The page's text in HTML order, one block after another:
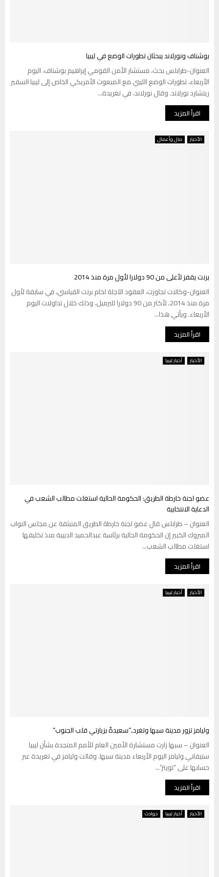
بوشناف ونورلاند يبحثان تطورات الوضع في ليبيا
العنوان-طرابلس بحث، مستشار الأمن القومي إبراهيم بوشناف، اليوم
الأربعاء، تطورات الوضع الليبي مع المبعوث الأمريكي الخاص إلى ليبيا السفير
ريتشارد نورلاند. وقال نورلاند، في تغريدة...
اقرأ المزيد
الأخبار مال وأعمال
برنت يقفز لأعلى من 90 دولارا لأول مرة منذ 2014
العنوان-وكالات تجاوزت، العقود الآجلة لخام برنت القياسي، في سابقة لأول
مرة منذ 2014، لأكثر من 90 دولارا للبرميل، وذلك خلال تداولات اليوم
الأربعاء. ويأتي هذا...
اقرأ المزيد
الأخبار أخبار ليبيا
عضو لجنة خارطة الطريق: الحكومة الحالية استغلت مطالب الشعب في
الدعاية الانتخابية
العنوان – طرابلس قال عضو لجنة خارطة الطريق المنبثقة عن مجلس النواب
المبروك الكبير إن الحكومة الحالية برئاسة عبدالحميد الدبيبة منذ تكليفها
استغلت مطالب الشعب...
اقرأ المزيد
الأخبار أخبار ليبيا
وليامز تزور مدينة سبها وتغرد..”سعيدةٌ بزيارتي قلب الجنوب”
العنوان – سبها زارت مستشارة الأمين العام للأمم المتجدة بشأن ليبيا
ستيفاني وليامز اليوم الأربعاء مدينة سبها. وقالت وليامز في تغريدة عبر
حسابها على “تويتر”...
اقرأ المزيد
الأخبار أخبار ليبيا حوادث